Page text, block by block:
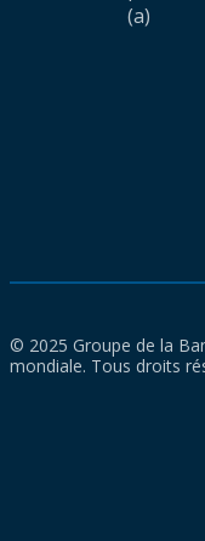
(a)
© 2025 Groupe de la
mondiale. Tous droits